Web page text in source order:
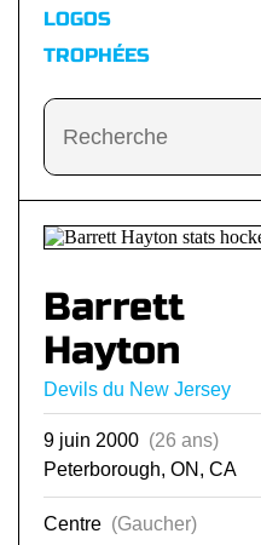
LOGOS
TROPHÉES
Barrett
Hayton
Devils du New Jersey
9 juin 2000 (26 ans)
Peterborough, ON, CA
Centre (Gaucher)